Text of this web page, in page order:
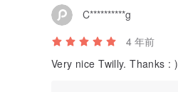
C**********g
4 年前
Very nice Twilly. Thanks : )